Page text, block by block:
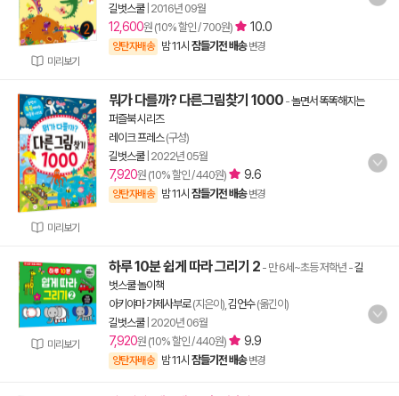
미리보기
길벗스쿨| 2016년 09월
12,600원 (10% 할인 / 700원) 10.0
양탄자배송 밤 11시 잠들기전 배송 변경
미리보기
뭐가 다를까? 다른그림찾기 1000 -놀면서 똑똑해지는
퍼즐북 시리즈
레이크 프레스(구성)
길벗스쿨| 2022년 05월
7,920원 (10% 할인 / 440원) 9.6
양탄자배송 밤 11시 잠들기전 배송 변경
미리보기
하루 10분 쉽게 따라 그리기 2 - 만 6세~초등 저학년 -길
벗스쿨 놀이책
아키야마 가제사부로(지은이), 김언수(옮긴이)
길벗스쿨| 2020년 06월
7,920원 (10% 할인 / 440원) 9.9
양탄자배송 밤 11시 잠들기전 배송 변경